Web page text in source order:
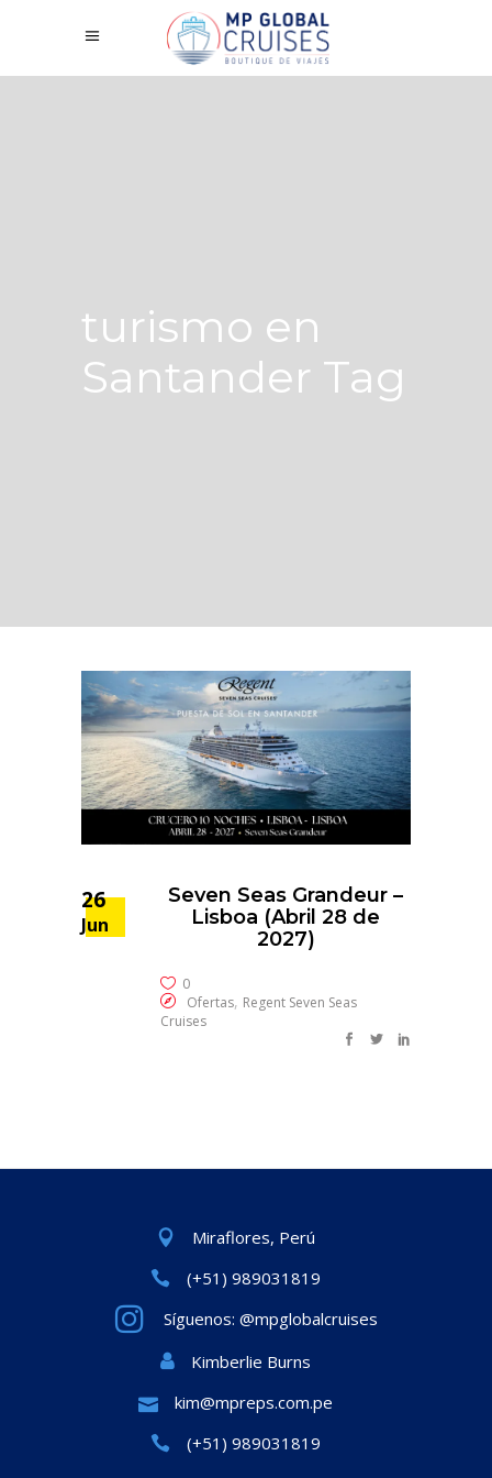
turismo en
Santander Tag
26
Jun
Seven Seas Grandeur –
Lisboa (Abril 28 de
2027)
0
Ofertas, Regent Seven Seas
Cruises
Miraflores, Perú
(+51) 989031819
Síguenos: @mpglobalcruises
Kimberlie Burns
kim@mpreps.com.pe
(+51) 989031819